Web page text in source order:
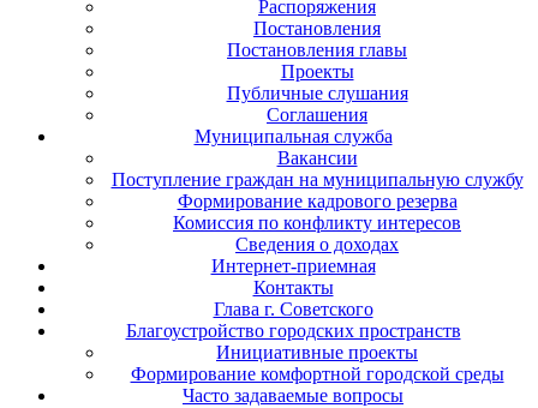
Распоряжения
Постановления
Постановления главы
Проекты
Публичные слушания
Соглашения
Муниципальная служба
Вакансии
Поступление граждан на муниципальную службу
Формирование кадрового резерва
Комиссия по конфликту интересов
Сведения о доходах
Интернет-приемная
Контакты
Глава г. Советского
Благоустройство городских пространств
Инициативные проекты
Формирование комфортной городской среды
Часто задаваемые вопросы